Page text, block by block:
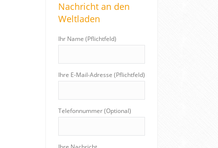
c
h
Nachricht an den
Weltladen
Ihr Name (Pflichtfeld)
Ihre E-Mail-Adresse (Pflichtfeld)
Telefonnummer (Optional)